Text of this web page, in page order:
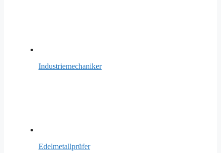
Industriemechaniker
Edelmetallprüfer